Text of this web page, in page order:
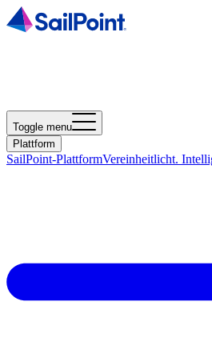
Toggle menu
Plattform
SailPoint-PlattformVereinheitlicht.